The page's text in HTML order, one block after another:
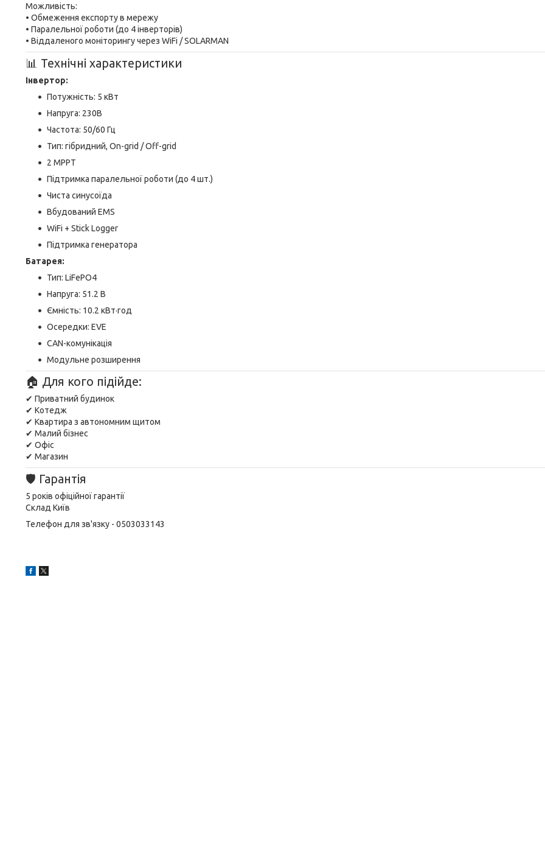
Можливість:
• Обмеження експорту в мережу
• Паралельної роботи (до 4 інверторів)
• Віддаленого моніторингу через WiFi / SOLARMAN
📊 Технічні характеристики
Інвертор:
Потужність: 5 кВт
Напруга: 230В
Частота: 50/60 Гц
Тип: гібридний, On-grid / Off-grid
2 MPPT
Підтримка паралельної роботи (до 4 шт.)
Чиста синусоїда
Вбудований EMS
WiFi + Stick Logger
Підтримка генератора
Батарея:
Тип: LiFePO4
Напруга: 51.2 В
Ємність: 10.2 кВт·год
Осередки: EVE
CAN-комунікація
Модульне розширення
🏠 Для кого підійде:
✔ Приватний будинок
✔ Котедж
✔ Квартира з автономним щитом
✔ Малий бізнес
✔ Офіс
✔ Магазин
🛡 Гарантія
5 років офіційної гарантії
Склад Київ
Телефон для зв'язку - 0503033143